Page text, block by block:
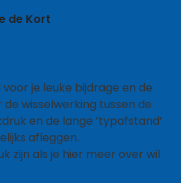
de Kort
2023 om 14:44
voor je leuke bijdrage en de
wisselwerking tussen de
en de lange ’typafstand’
afleggen.
zijn als je hier meer over wil